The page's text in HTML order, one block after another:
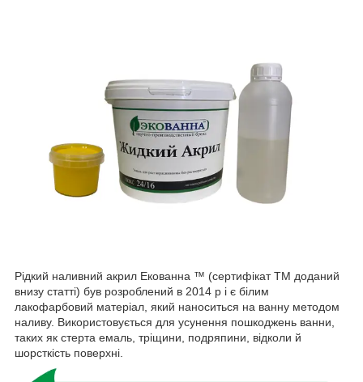
Рідкий наливний акрил Екованна ™ (сертифікат ТМ доданий
внизу статті) був розроблений в 2014 р і є білим
лакофарбовий матеріал, який наноситься на ванну методом
наливу. Використовується для усунення пошкоджень ванни,
таких як стерта емаль, тріщини, подряпини, відколи й
шорсткість поверхні.